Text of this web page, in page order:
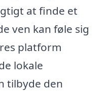
at finde et
ven kan føle sig
platform
lokale
tilbyde den